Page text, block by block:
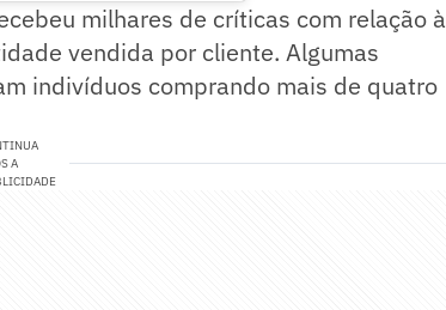
milhares de críticas com relação à
vendida por cliente. Algumas
indivíduos comprando mais de quatro
A